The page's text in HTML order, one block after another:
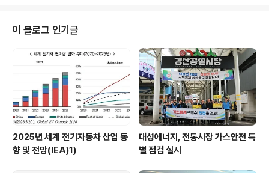
이 블로그 인기글
2025년 세계 전기자동차 산업 동
향 및 전망(IEA)1)
대성에너지, 전통시장 가스안전 특
별 점검 실시